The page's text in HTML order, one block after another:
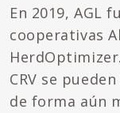
En 2019, AGL
cooperativas
CRV se
de forma aún